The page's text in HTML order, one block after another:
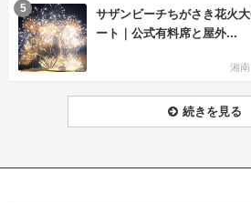
サザンビーチちがさき花火
ート｜公式有料席と屋外...
湘
5
続きを見る